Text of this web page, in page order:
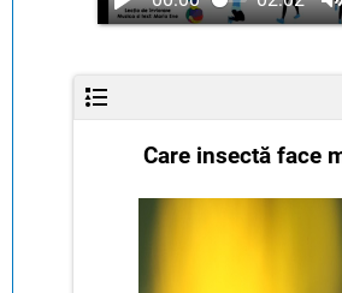
Care insectă face